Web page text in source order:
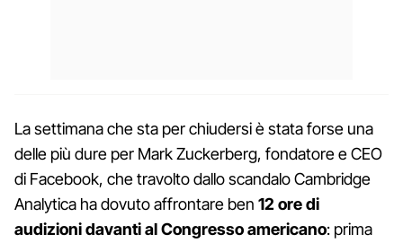
La settimana che sta per chiudersi è stata forse una
delle più dure per Mark Zuckerberg, fondatore e CEO
di Facebook, che travolto dallo scandalo Cambridge
Analytica ha dovuto affrontare ben 12 ore di
audizioni davanti al Congresso americano: prima